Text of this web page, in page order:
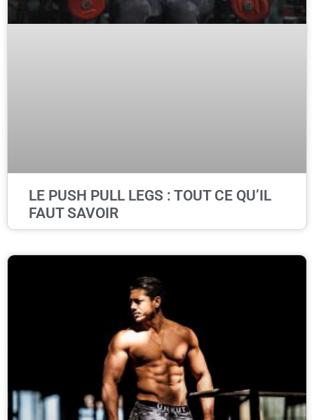
LE PUSH PULL LEGS : TOUT CE QU’IL
FAUT SAVOIR